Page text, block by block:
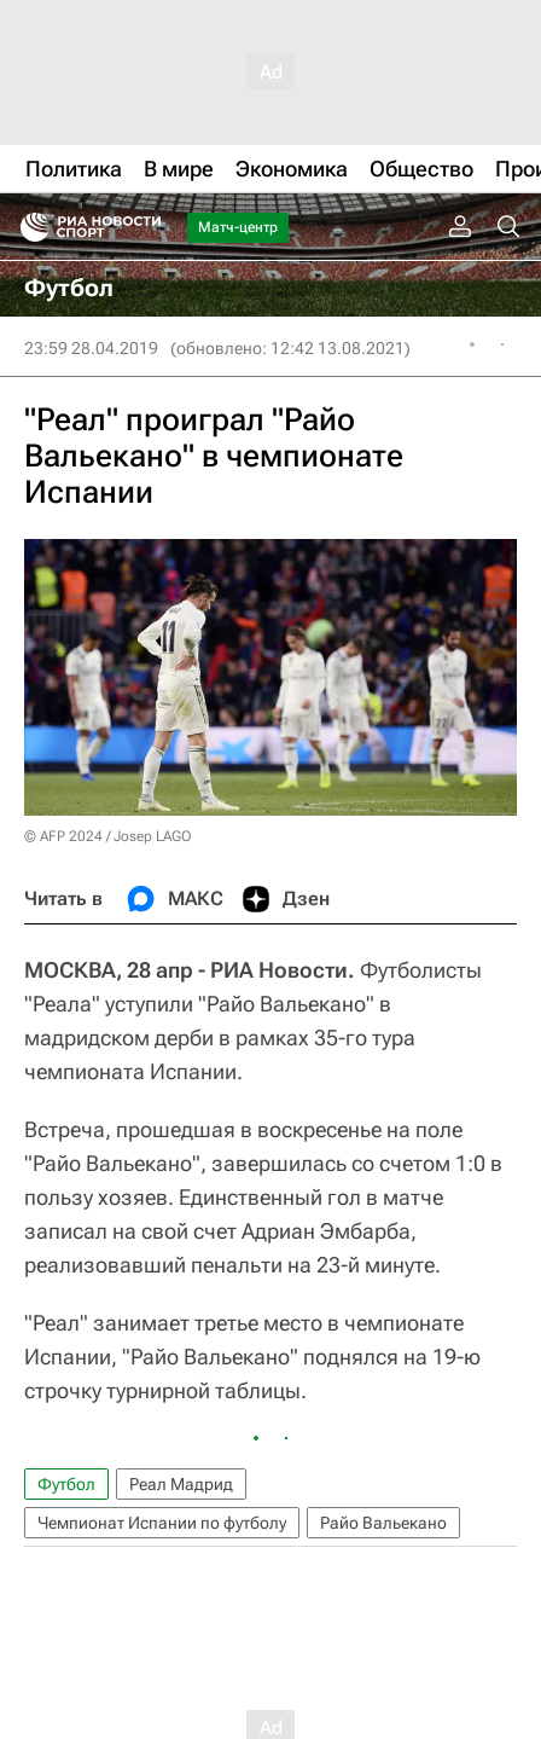
Политика В мире Экономика Общество
Матч-центр
Футбол
23:59 28.04.2019 (обновлено: 12:42 13.08.2021)
"Реал" проиграл "Райо
Вальекано" в чемпионате
Испании
© AFP 2024 / Josep LAGO
Читать в МАКС Дзен
МОСКВА, 28 апр - РИА Новости. Футболисты
"Реала" уступили "Райо Вальекано" в
мадридском дерби в рамках 35-го тура
чемпионата Испании.
Встреча, прошедшая в воскресенье на поле
"Райо Вальекано", завершилась со счетом 1:0 в
пользу хозяев. Единственный гол в матче
записал на свой счет Адриан Эмбарба,
реализовавший пенальти на 23-й минуте.
"Реал" занимает третье место в чемпионате
Испании, "Райо Вальекано" поднялся на 19-ю
строчку турнирной таблицы.
Футбол
Реал Мадрид
Чемпионат Испании по футболу
Райо Вальекано